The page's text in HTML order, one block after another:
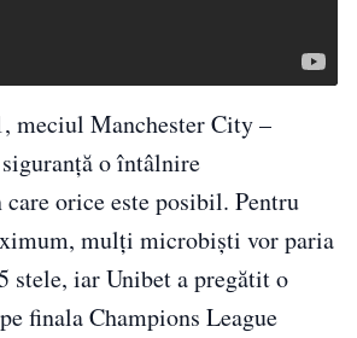
meciul Manchester City –
o întâlnire
care orice este posibil. Pentru
mulți microbiști vor paria
stele, iar Unibet a pregătit o
finala Champions League